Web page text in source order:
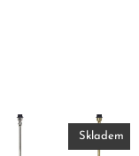
Skladem